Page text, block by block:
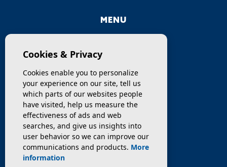
MENU
PROPERTIES
SERVICES
SELL / TRANSFER
NEWS
Cookies & Privacy
Cookies enable you to personalize
your experience on our site, tell us
which parts of our websites people
have visited, help us measure the
effectiveness of ads and web
searches, and give us insights into
user behavior so we can improve our
communications and products. More
information